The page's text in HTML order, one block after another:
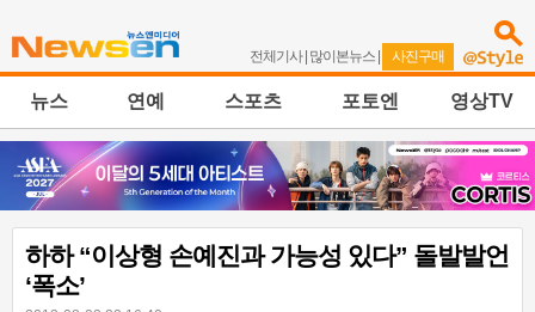
전체기사| 많이본뉴스 | 사진구매
뉴스 연예 스포츠 포토엔 영상TV
하하 “이상형 손예진과 가능성 있다” 돌발발언
‘폭소’